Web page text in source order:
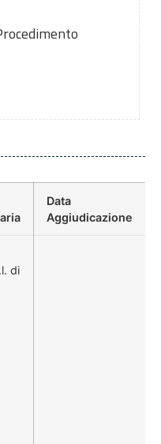
Data
Aggiudicazione
di